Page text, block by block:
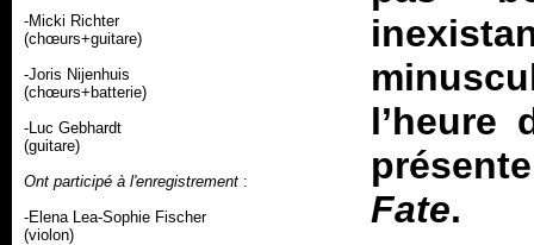
-Micki Richter
(chœurs+guitare)
-Joris Nijenhuis
(chœurs+batterie)
-Luc Gebhardt
(guitare)
Ont participé à l'enregistrement :
-Elena Lea-Sophie Fischer
(violon)
l’heure
Fate.